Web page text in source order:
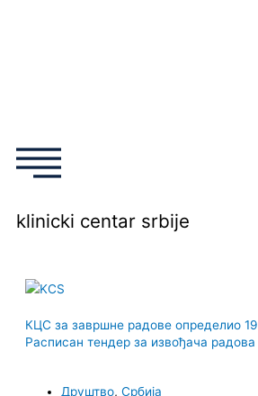
c
e
o
o
t
r
t
r
t
e
klinicki centar srbije
КЦС за завршне радове определио
Расписан тендер за извођача радова
Друштво, Србија